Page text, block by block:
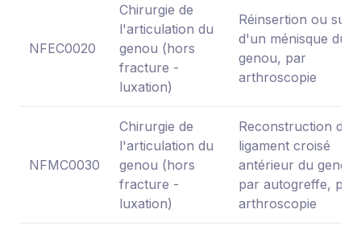
NFEC0020
Chirurgie de
l'articulation du
genou (hors
fracture -
luxation)
Réinsertion ou
d'un ménisque du
genou, par
arthroscopie
NFMC0030
Chirurgie de
l'articulation du
genou (hors
fracture -
luxation)
Reconstruction du
ligament croisé
antérieur du genou
par autogreffe, par
arthroscopie